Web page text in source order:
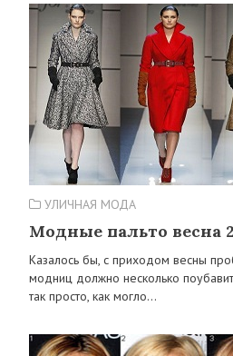
УЛИЧНАЯ МОДА
Модные пальто весна
Казалось бы, с приходом весны
модниц должно несколько
так просто, как могло…